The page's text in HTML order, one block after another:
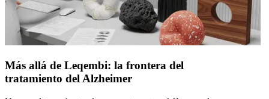
Más allá de Leqembi: la frontera del
tratamiento del Alzheimer